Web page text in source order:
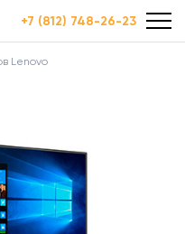
+7 (812) 748-26-23
Lenovo